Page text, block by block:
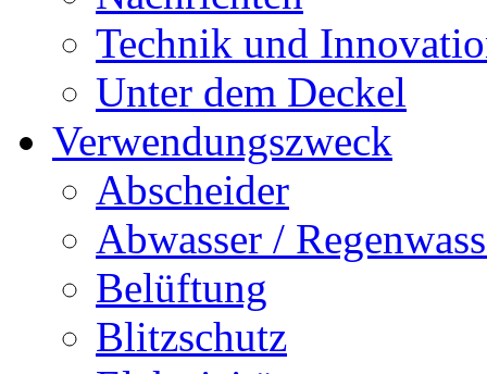
Technik und
Unter dem Deckel
Verwendungszweck
Abscheider
Abwasser /
Belüftung
Blitzschutz